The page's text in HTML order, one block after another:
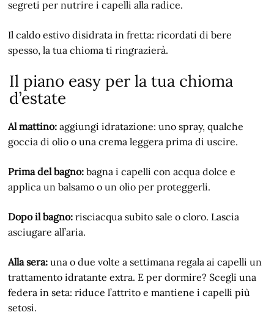
segreti per nutrire i capelli alla radice.
Il caldo estivo disidrata in fretta: ricordati di bere
spesso, la tua chioma ti ringrazierà.
Il piano easy per la tua chioma
d’estate
Al mattino:aggiungi idratazione: uno spray, qualche
goccia di olio o una crema leggera prima di uscire.
Prima del bagno: bagna i capelli con acqua dolce e
applica un balsamo o un olio per proteggerli.
Dopo il bagno: risciacqua subito sale o cloro. Lascia
asciugare all’aria.
Alla sera: una o due volte a settimana regala ai capelli un
trattamento idratante extra. E per dormire? Scegli una
federa in seta: riduce l’attrito e mantiene i capelli più
setosi.